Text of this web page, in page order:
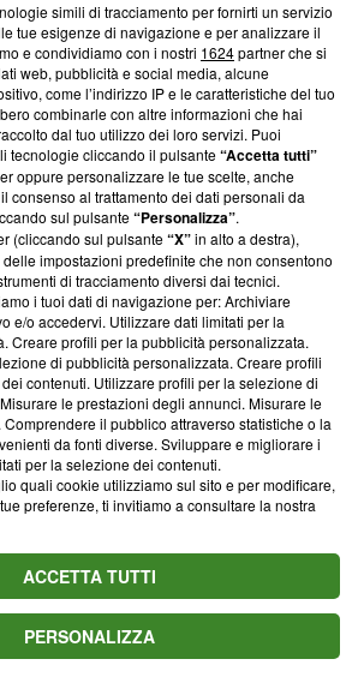
informazioni trasparenti su Blasting
editoriali e su come ci impegniamo a
Inoltre, afferma la nostra aderenza a
with Integrity’Blasting News non è
ma ha richiesto di farne
ha ancora effettuato una verifica di
247.845.224, Via Carlo Frasca, 3 - 6900
+39 0690258937
simili di tracciamento per fornirti un servizio
tue esigenze di navigazione e per analizzare il
e condividiamo con i nostri 1624partner che si
web, pubblicità e social media, alcune
come l’indirizzo IP e le caratteristiche del tuo
combinarle con altre informazioni che hai
dal tuo utilizzo dei loro servizi. Puoi
tecnologie cliccando il pulsante“Accetta tutti”
oppure personalizzare le tue scelte, anche
consenso al trattamento dei dati personali da
sul pulsante“Personalizza”.
(cliccando sul pulsante“X”in alto a destra),
impostazioni predefinite che non consentono
di tracciamento diversi dai tecnici.
i tuoi dati di navigazione per: Archiviare
e/o accedervi. Utilizzare dati limitati per la
Creare profili per la pubblicità personalizzata.
di pubblicità personalizzata. Creare profili
contenuti. Utilizzare profili per la selezione di
le prestazioni degli annunci. Misurare le
il pubblico attraverso statistiche o la
da fonti diverse. Sviluppare e migliorare i
per la selezione dei contenuti.
quali cookie utilizziamo sul sito e per modificare,
preferenze, ti invitiamo a consultare la nostra
ACCETTA TUTTI
PERSONALIZZA